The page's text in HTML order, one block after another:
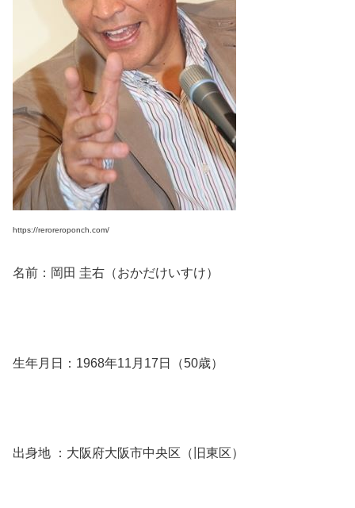
https://reroreroponch.com/
名前：岡田 圭右（おかだけいすけ）
生年月日：1968年11月17日（50歳）
出身地 ：大阪府大阪市中央区（旧東区）